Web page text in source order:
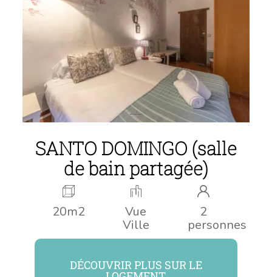
SANTO DOMINGO (salle
de bain partagée)
20m2
Vue
Ville
2
personnes
DÉCOUVRIR PLUS SUR LE